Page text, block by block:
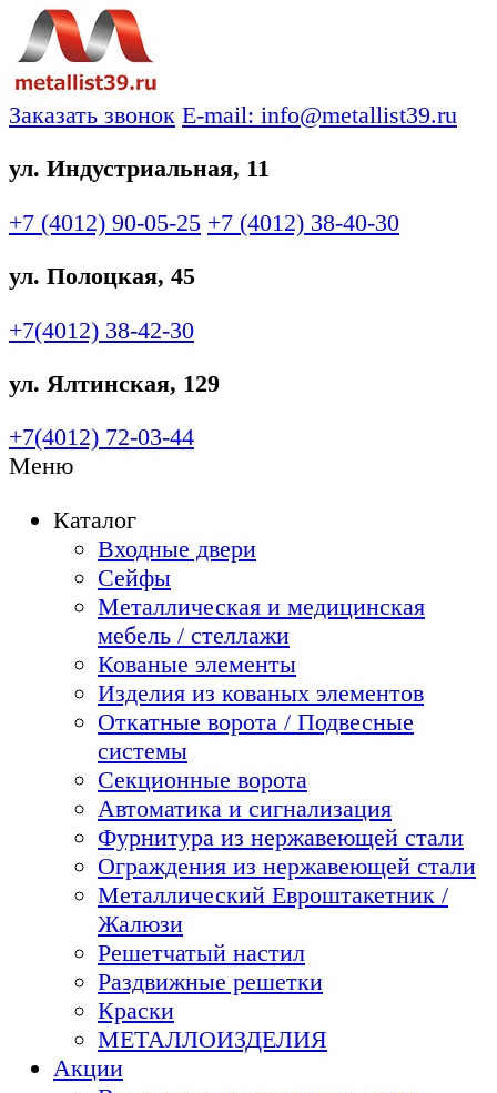
Заказать звонок E-mail: info@metallist39.ru
ул. Индустриальная, 11
+7 (4012) 90-05-25 +7 (4012) 38-40-30
ул. Полоцкая, 45
+7(4012) 38-42-30
ул. Ялтинская, 129
+7(4012) 72-03-44
Меню
Каталог
Входные двери
Сейфы
Металлическая и медицинская
мебель / стеллажи
Кованые элементы
Изделия из кованых элементов
Откатные ворота / Подвесные
системы
Секционные ворота
Автоматика и сигнализация
Фурнитура из нержавеющей стали
Ограждения из нержавеющей стали
Металлический Евроштакетник /
Жалюзи
Решетчатый настил
Раздвижные решетки
Краски
МЕТАЛЛОИЗДЕЛИЯ
Акции